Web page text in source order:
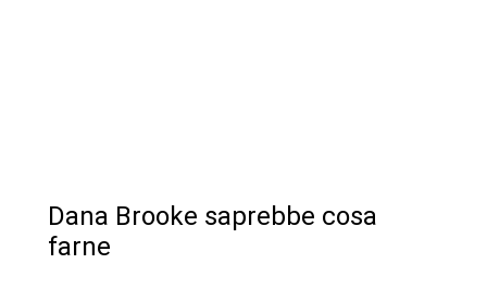
Dana Brooke saprebbe cosa
farne